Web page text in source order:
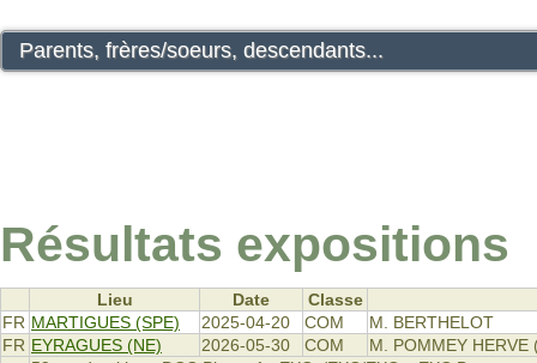
Parents, frères/soeurs, descendants...
Résultats expositions
Lieu Date
Classe
FR MARTIGUES (SPE) 2025-04-20 COM
M. BERTHELOT
FR EYRAGUES (NE) 2026-05-30 COM
M. POMMEY